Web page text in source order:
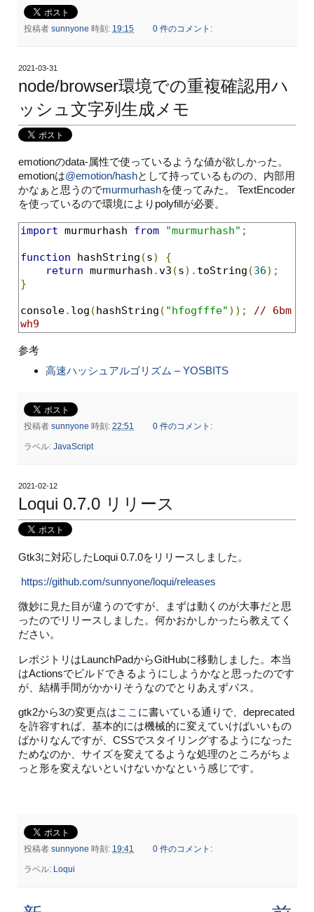
投稿者 sunnyone 時刻: 19:15 0 件のコメント:
2021-03-31
node/browser環境での重複確認用ハ
ッシュ文字列生成メモ
emotionのdata-属性で使っているような値が欲しかった。
emotionは@emotion/hashとして持っているものの、内部用
かなぁと思うのでmurmurhashを使ってみた。 TextEncoder
を使っているので環境によりpolyfillが必要。
import murmurhash from "murmurhash" ;
function hashString (s)
{
return murmurhash .v3 (s). toString (36);
}
console. log (hashString ( "hfogfffe" ));
// 6bm
wh9
参考
高速ハッシュアルゴリズム – YOSBITS
投稿者 sunnyone 時刻: 22:51 0 件のコメント:
ラベル: JavaScript
2021-02-12
Loqui 0.7.0 リリース
Gtk3に対応したLoqui 0.7.0をリリースしました。
https://github.com/sunnyone/loqui/releases
微妙に見た目が違うのですが、まずは動くのが大事だと思
ったのでリリースしました。何かおかしかったら教えてく
ださい。
レポジトリはLaunchPadからGitHubに移動しました。本当
はActionsでビルドできるようにしようかなと思ったのです
が、結構手間がかかりそうなのでとりあえずパス。
gtk2から3の変更点はここ に書いている通りで、deprecated
を許容すれば、基本的には機械的に変えていけばいいもの
ばかりなんですが、CSSでスタイリングするようになった
ためなのか、サイズを変えてるような処理のところがちょ
っと形を変えないといけないかなという感じです。
投稿者 sunnyone 時刻: 19:41 0 件のコメント:
ラベル: Loqui